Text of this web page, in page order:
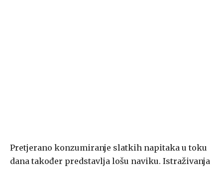
Pretjerano konzumiranje slatkih napitaka u toku
dana također predstavlja lošu naviku. Istraživanja